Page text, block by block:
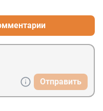
Отправить